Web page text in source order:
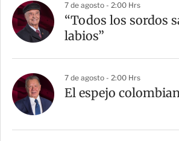
7 de agosto - 2:00 Hrs
“Todos los sordos
labios”
7 de agosto - 2:00 Hrs
El espejo